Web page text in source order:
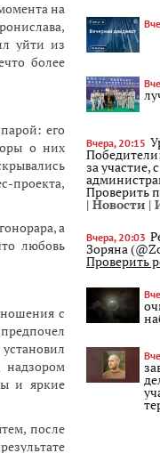
на
уйти из
более
его
о них
проекта,
а
любовь
с
и яркие
после
Вчера, 20:15
за участие,
Проверить
| Новости
Вчера, 20:03
Зоряна
Проверить